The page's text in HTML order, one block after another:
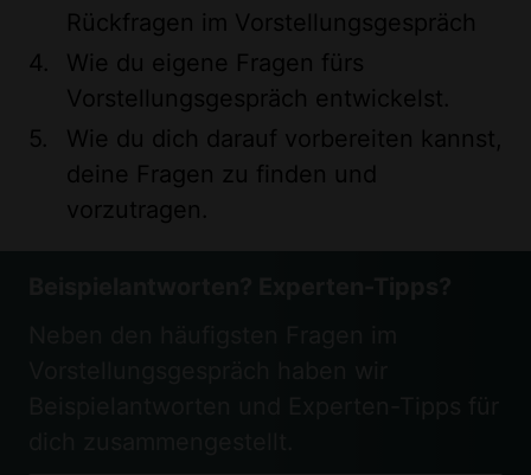
Rückfragen im Vorstellungsgespräch
Wie du eigene Fragen fürs
Vorstellungsgespräch entwickelst.
Wie du dich darauf vorbereiten kannst,
deine Fragen zu finden und
vorzutragen.